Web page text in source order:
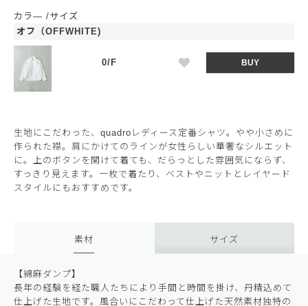
カラ―
サイズ
オフ（OFFWHITE)
0/F BUY
生地にこだわった、quadroレディース定番シャツ。やや小さめに
作られた襟。肩にかけてのラインが女性らしい華奢なシルエット
に。上のボタンを開けて着ても、だらっとした雰囲気にならず、
すっきり見えます。一枚で着たり、ベストやニットとレイヤード
スタイルにもおすすめです。
素材 サイズ
【綿麻ダンプ】
長年の経験を経た職人たちにより手間と時間を掛け、丹精込めて
仕上げた生地です。風合いにこだわって仕上げた天然素材独特の